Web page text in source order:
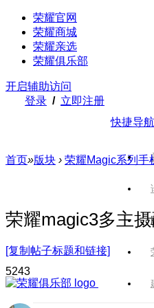
荣耀官网
荣耀商城
荣耀亲选
荣耀俱乐部
开启辅助访问
登录 / 立即注册
快捷导航
首页»版块 › 荣耀Magic系列手
荣耀magic3多主
[复制帖子标题和链接]
5243